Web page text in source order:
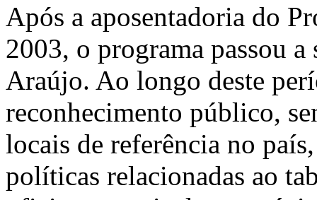
Após a aposentadoria do
2003, o programa passou
Araújo. Ao longo deste
reconhecimento público,
locais de referência no
políticas relacionadas ao